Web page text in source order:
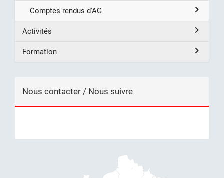
Comptes rendus d'AG
Activités
Formation
Nous contacter / Nous suivre